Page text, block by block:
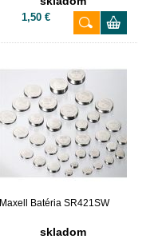
1,50 €
Maxell Batéria SR421SW
skladom